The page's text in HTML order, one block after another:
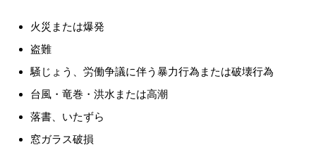
火災または爆発
盗難
騒じょう、労働争議に伴う暴力行為または破壊行為
台風・竜巻・洪水または高潮
落書、いたずら
窓ガラス破損